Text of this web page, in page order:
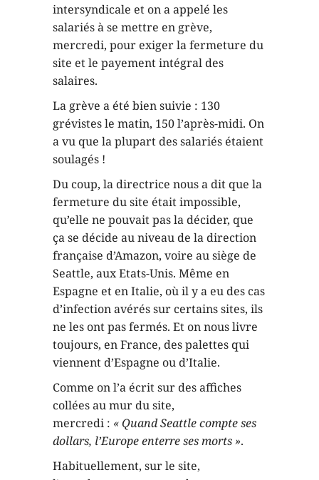
intersyndicale et on a appelé les
salariés à se mettre en grève,
mercredi, pour exiger la fermeture du
site et le payement intégral des
salaires.
La grève a été bien suivie : 130
grévistes le matin, 150 l’après-midi. On
a vu que la plupart des salariés étaient
soulagés !
Du coup, la directrice nous a dit que la
fermeture du site était impossible,
qu’elle ne pouvait pas la décider, que
ça se décide au niveau de la direction
française d’Amazon, voire au siège de
Seattle, aux Etats-Unis. Même en
Espagne et en Italie, où il y a eu des cas
d’infection avérés sur certains sites, ils
ne les ont pas fermés. Et on nous livre
toujours, en France, des palettes qui
viennent d’Espagne ou d’Italie.
Comme on l’a écrit sur des affiches
collées au mur du site,
mercredi : « Quand Seattle compte ses
dollars, l’Europe enterre ses morts ».
Habituellement, sur le site,